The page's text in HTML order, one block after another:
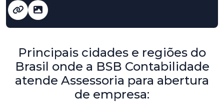
Principais cidades e regiões do
Brasil onde a BSB Contabilidade
atende Assessoria para abertura
de empresa: